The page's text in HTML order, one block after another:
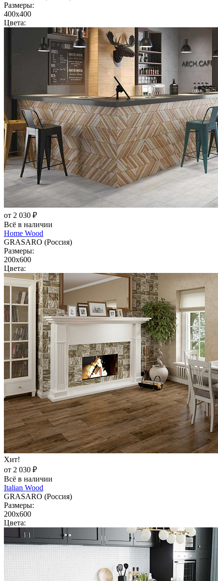
Размеры:
400x400
Цвета:
от 2 030 ₽
Всё в наличии
Home Wood
GRASARO (Россия)
Размеры:
200x600
Цвета:
Хит!
от 2 030 ₽
Всё в наличии
Italian Wood
GRASARO (Россия)
Размеры:
200x600
Цвета: